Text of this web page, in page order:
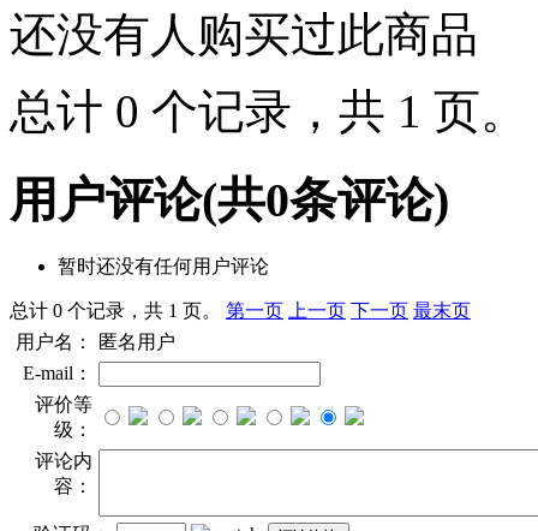
还没有人购买过此商品
总计 0 个记录，共 1 页。
用户评论(共0条评论)
暂时还没有任何用户评论
总计 0 个记录，共 1 页。 第一页 上一页 下一页 最末页
用户名：
匿名用户
E-mail：
评价等
级：
评论内
容：